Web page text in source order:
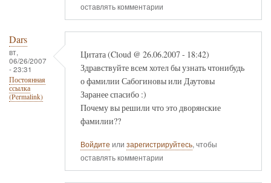
оставлять комментарии
Dars
вт,
06/26/2007
- 23:31
Постоянная
ссылка
(Permalink)
Цитата (Cloud @ 26.06.2007 - 18:42)
Здравствуйте всем хотел бы узнать чтонибудь
о фамилии Сабогиновы или Даутовы
Заранее спасибо :)
Почему вы решили что это дворянские
фамилии??
Войдите или зарегистрируйтесь, чтобы
оставлять комментарии